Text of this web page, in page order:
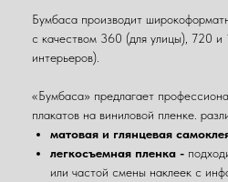
Бумбаса производит
с качеством 360 (для улицы), 720 и
интерьеров).
«Бумбаса» предлагает
плакатов на виниловой пленке.
матовая и глянцевая
легкосъемная пленка -
или частой смены наклеек с